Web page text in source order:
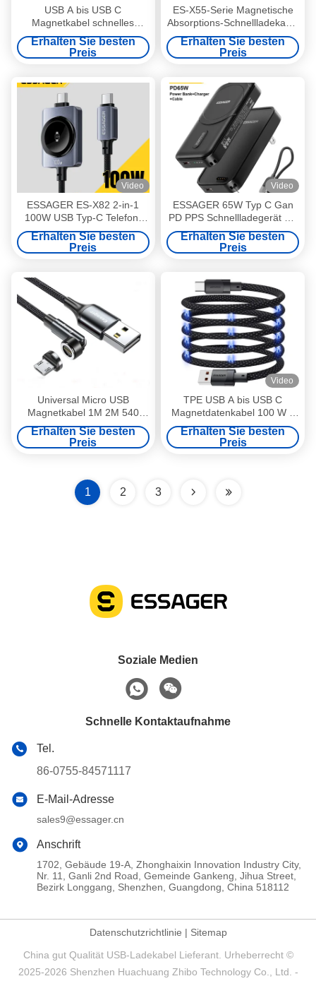
USB A bis USB C
Magnetkabel schnelles
Aufladen 100W ES-X56 Serie
Erhalten Sie besten
Preis
ES-X55-Serie Magnetische
Absorptions-Schnellladekabel
USB C bis Typ C Kabel 100W
240W 1m
Erhalten Sie besten
Preis
Video
ESSAGER ES-X82 2-in-1
100W USB Typ-C Telefon-
und Uhrenladekabel mit
Smartwatch magnetischer,
kabelloser Aufladung
Erhalten Sie besten
Preis
Video
ESSAGER 65W Typ C Gan
PD PPS Schnellladegerät mit
5000 Mah Wireless Power
Bank und 20W USB C Kabel
Erhalten Sie besten
Preis
Universal Micro USB
Magnetkabel 1M 2M 540
Dreh mit Datenübertragung
Erhalten Sie besten
Preis
Video
TPE USB A bis USB C
Magnetdatenkabel 100 W 1
m ESSAGER ES-X53-Serie
Erhalten Sie besten
Preis
1 2 3
Soziale Medien
Schnelle Kontaktaufnahme
Tel.
86-0755-84571117
E-Mail-Adresse
sales9@essager.cn
Anschrift
1702, Gebäude 19-A, Zhonghaixin Innovation Industry City,
Nr. 11, Ganli 2nd Road, Gemeinde Gankeng, Jihua Street,
Bezirk Longgang, Shenzhen, Guangdong, China 518112
Datenschutzrichtlinie | Sitemap
China gut Qualität USB-Ladekabel Lieferant. Urheberrecht ©
2025-2026 Shenzhen Huachuang Zhibo Technology Co., Ltd. -